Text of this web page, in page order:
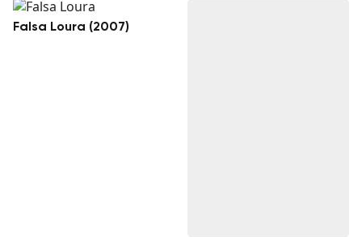
Falsa Loura (2007)